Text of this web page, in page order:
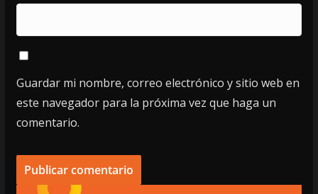
Guardar mi nombre, correo electrónico y sitio web en
este navegador para la próxima vez que haga un
comentario.